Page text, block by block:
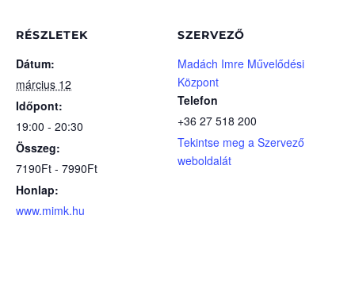
RÉSZLETEK
Dátum:
március 12
Időpont:
19:00 - 20:30
Összeg:
7190Ft - 7990Ft
Honlap:
www.mimk.hu
SZERVEZŐ
Madách Imre Művelődési
Központ
Telefon
+36 27 518 200
Tekintse meg a Szervező
weboldalát